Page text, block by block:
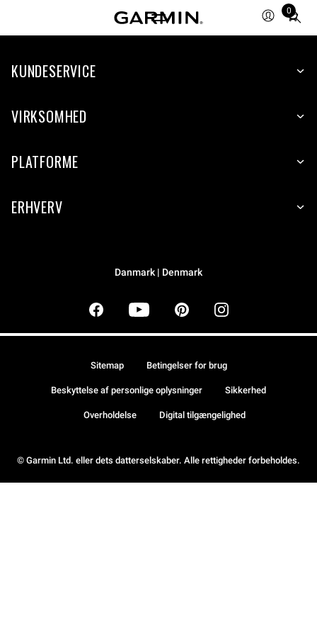
0
Total
items
cart:
KUNDESERVICE
VIRKSOMHED
PLATFORME
ERHVERV
Danmark | Denmark
© Garmin Ltd. eller dets datterselskaber. Alle rettigheder forbeholdes.
Sitemap Betingelser for brug
Beskyttelse af personlige oplysninger Sikkerhed
Overholdelse Digital tilgængelighed